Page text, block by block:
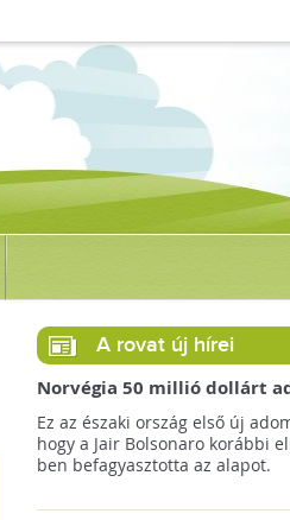
A rovat új hírei
Norvégia 50 millió dollárt
a brazil Amazonas-alapnak a
erdőirtás miatt
Ez az északi ország első új
hogy a Jair Bolsonaro korábbi
ben befagyasztotta az alapot.